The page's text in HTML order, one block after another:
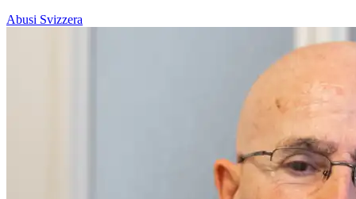
Abusi Svizzera